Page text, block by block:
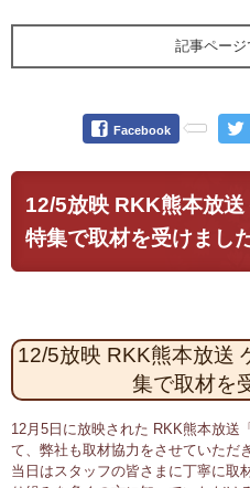
記事ペー
Facebook
12/5放映 RKK熊本放
特集で取材を受けまし
12/5放映 RKK熊本放送
集で取材を
12月5日に放映された RKK熊本放送
て、弊社も取材協力をさせていただ
当日はスタッフの皆さまに丁寧に取